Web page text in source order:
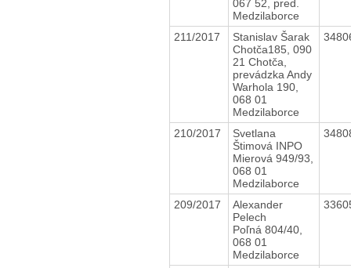
067 52, pred.
Medzilaborce
211/2017
Stanislav Šarak
Chotča185, 090
21 Chotča,
prevádzka Andy
Warhola 190,
068 01
Medzilaborce
210/2017
Svetlana
Štimová INPO
Mierová 949/93,
068 01
Medzilaborce
209/2017
Alexander
Pelech
Poľná 804/40,
068 01
Medzilaborce